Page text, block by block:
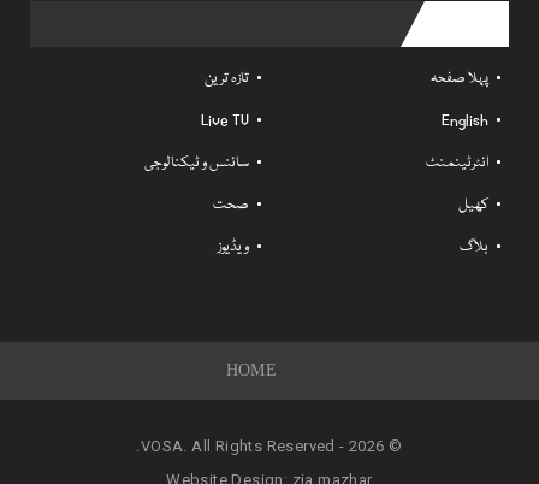
پہلا صفحہ
تازہ ترین
English
Live TV
انٹرٹینمنٹ
سائنس و ٹیکنالوجی
کھیل
صحت
بلاگ
ویڈیوز
HOME
© 2026 - VOSA. All Rights Reserved.
Website Design: zia mazhar